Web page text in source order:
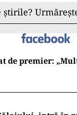
de premier: